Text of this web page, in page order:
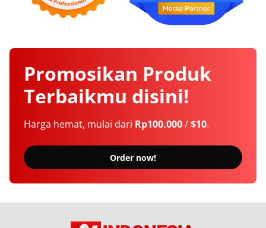
Promosikan Produk
Terbaikmu disini!
Harga hemat, mulai dari Rp100.000/$10.
Order now!